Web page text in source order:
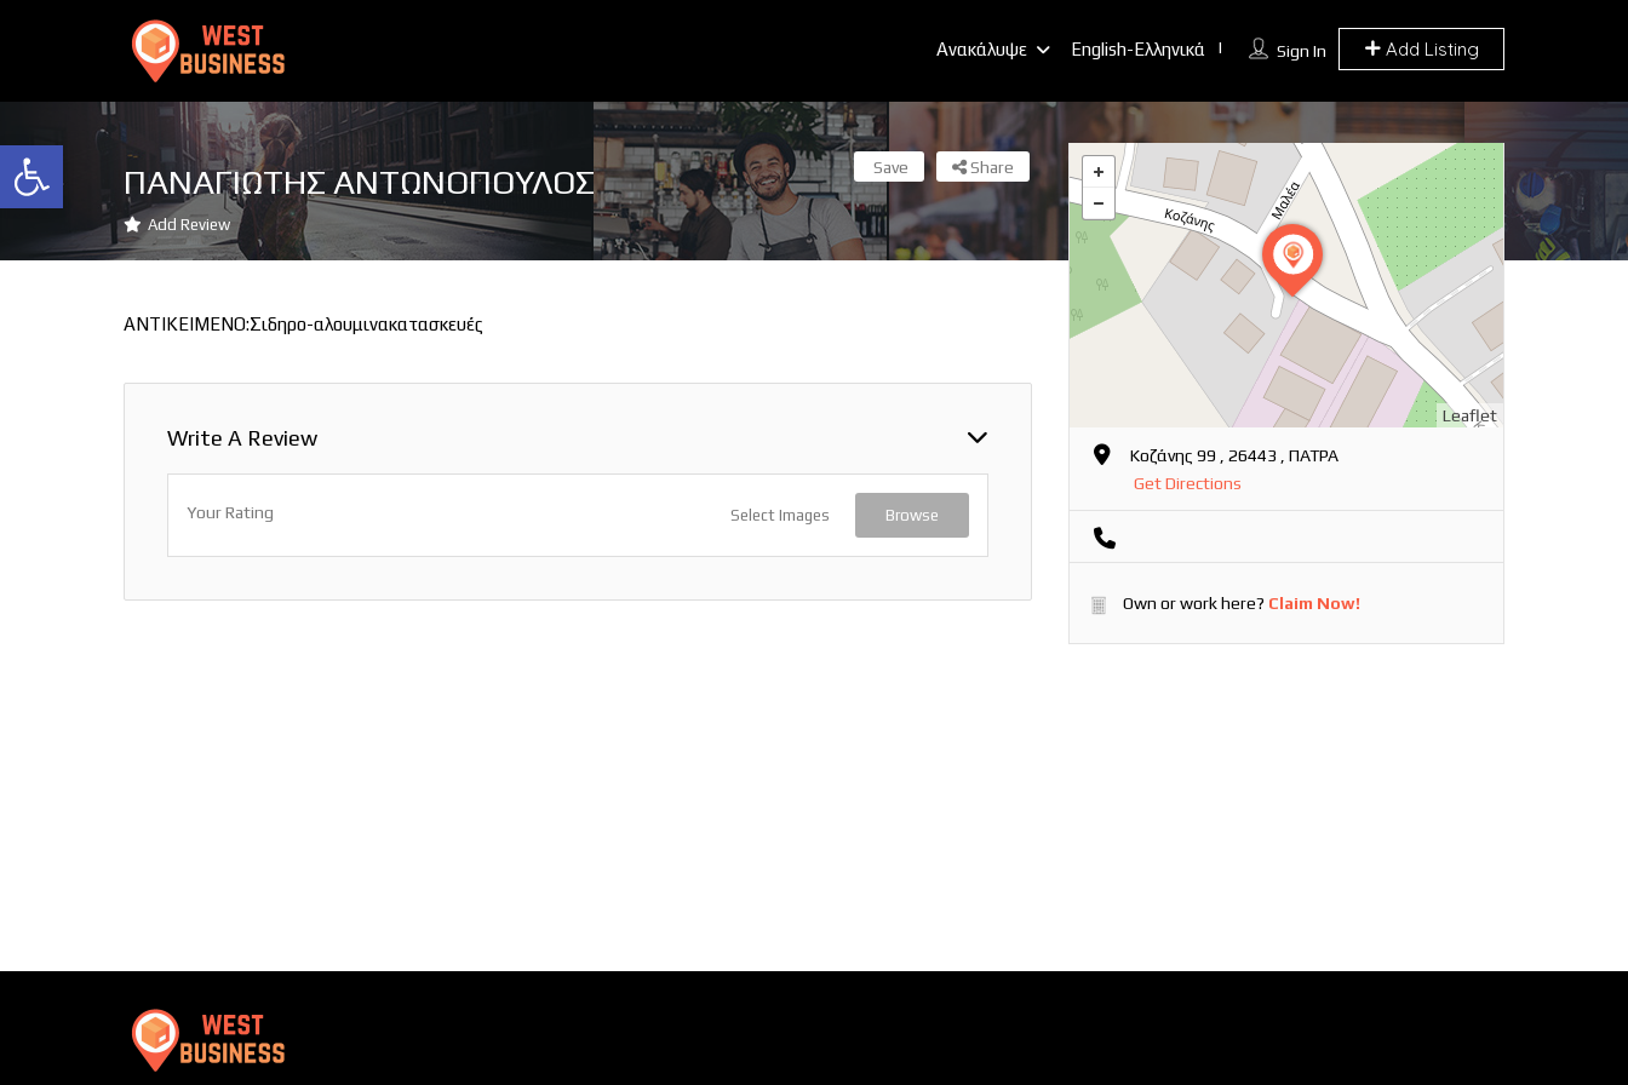
Ανοίξτε τη γραμμή εργαλείων
Sign In Add Listing
Ανακάλυψε English-Ελληνικά
ΠΑΝΑΓΙΩΤΗΣ ΑΝΤΩΝΟΠΟΥΛΟΣ
Add Review
Share
Save
ΑΝΤΙΚΕΙΜΕΝΟ:Σιδηρο-αλουμινακατασκευές
Write A Review
Your Rating Select Images Browse
Leaflet
Κοζάνης 99 , 26443 , ΠΑΤΡΑ
Get Directions
Own or work here? Claim Now!